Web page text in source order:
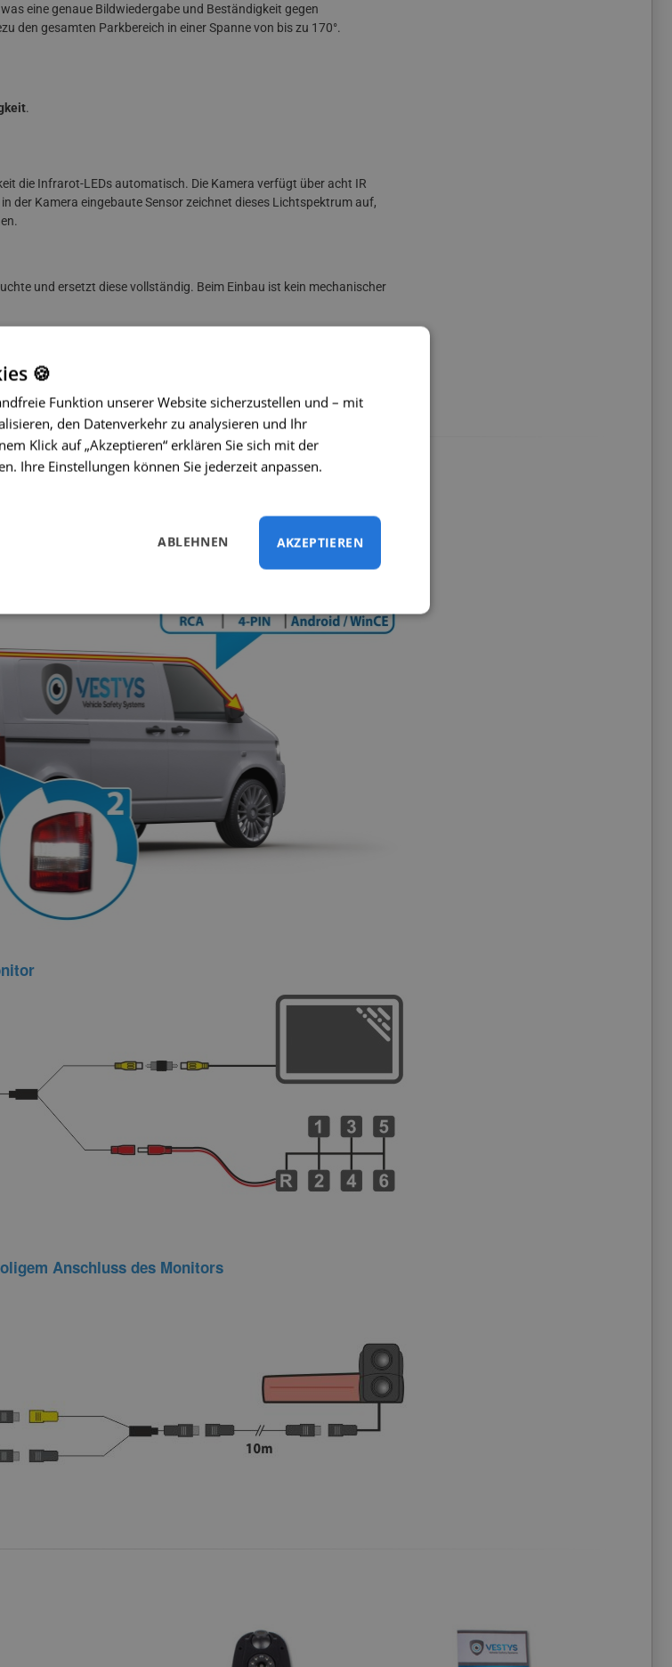
eine genaue Bildwiedergabe und Beständigkeit gegen
den gesamten Parkbereich in einer Spanne von bis zu 170°.
.
die Infrarot-LEDs automatisch. Die Kamera verfügt über acht IR
der Kamera eingebaute Sensor zeichnet dieses Lichtspektrum auf,
und ersetzt diese vollständig. Beim Einbau ist kein mechanischer
(z. B. Flimmern, Streifen auf dem Monitor usw.). Im Lieferumfang
die für eine lange Signalübertragung ausgelegt sind. Diese Kabel mit
ein qualitativ hochwertiges Bild.
Sie in der Bedienungsanleitung, die der Rückfahrkamera beiliegt.
Anschluss des Monitors
🍪
Funktion unserer Website sicherzustellen und – mit
den Datenverkehr zu analysieren und Ihr
Klick auf „Akzeptieren“ erklären Sie sich mit der
Ihre Einstellungen können Sie jederzeit anpassen.
AKZEPTIEREN
ABLEHNEN